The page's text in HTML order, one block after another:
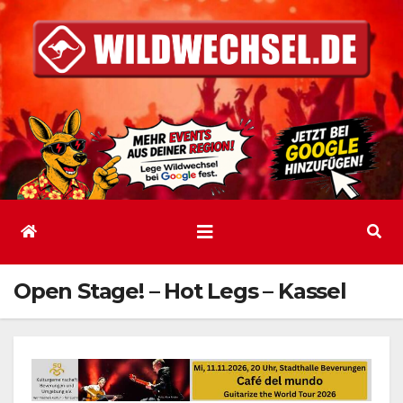
Inhalt
springen
Open Stage! – Hot Legs – Kassel